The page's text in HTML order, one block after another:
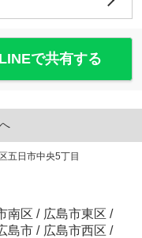
LINEで共有する
五日市中央5丁目
南区 / 広島市東区 /
島市 / 広島市西区 /